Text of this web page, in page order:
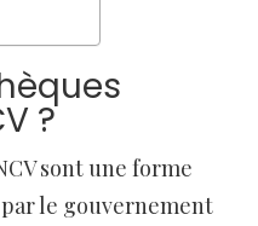
?
sont une forme
le gouvernement